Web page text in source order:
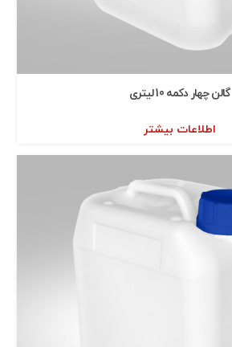
گالن چهار دكمه 10 ليتری
اطلاعات بیشتر